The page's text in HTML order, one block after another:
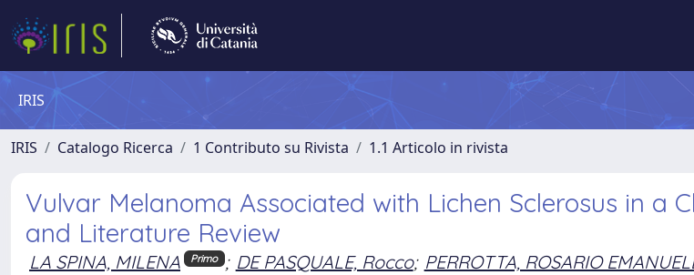
IRIS
IRIS Catalogo Ricerca 1 Contributo su Rivista 1.1 Articolo in rivista
Vulvar Melanoma Associated with Lichen Sclerosus in a
and Literature Review
LA SPINA, MILENA Primo ; DE PASQUALE, Rocco; PERROTTA, ROSARIO